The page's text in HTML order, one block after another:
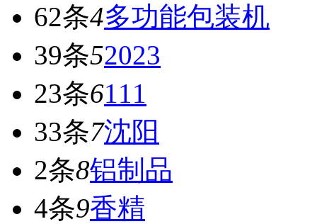
62条4多功能包装机
39条52023
23条6111
33条7沈阳
2条8铝制品
4条9香精